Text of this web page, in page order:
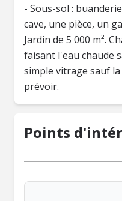
- Sous-sol :
cave, une pièce, un
Jardin de 5 000 m².
faisant l'eau chaude
simple vitrage sauf
prévoir.
Points